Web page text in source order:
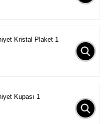
Kristal Plaket 1
Kupası 1